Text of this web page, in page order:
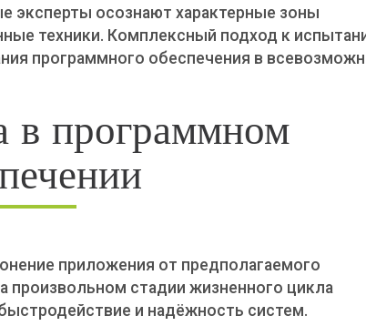
эксперты осознают характерные зоны
техники. Комплексный подход к
программного обеспечения в
в программном
приложения от предполагаемого
произвольном стадии жизненного цикла
и надёжность систем.